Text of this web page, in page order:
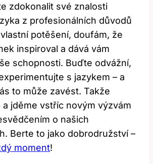
zdokonalit své znalosti
z profesionálních důvodů
potěšení, doufám, že
inspiroval a dává vám
schopnosti. Buďte odvážní,
s jazykem – a
to může zavést. Takže
jděme vstříc novým výzvám
o našich
Berte to jako dobrodružství –
moment!